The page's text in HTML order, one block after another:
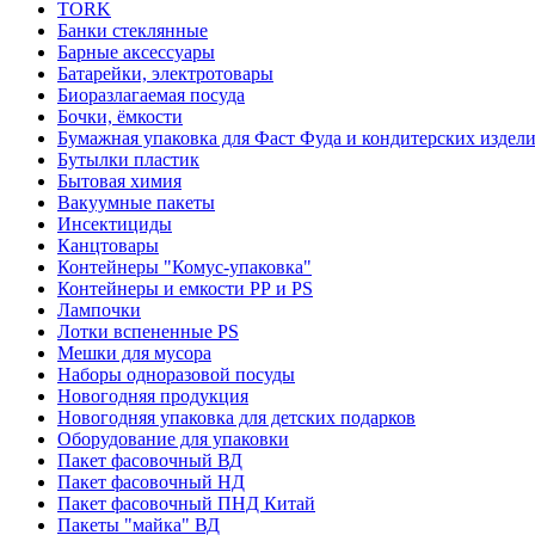
TORK
Банки стеклянные
Барные аксессуары
Батарейки, электротовары
Биоразлагаемая посуда
Бочки, ёмкости
Бумажная упаковка для Фаст Фуда и кондитерских
Бутылки пластик
Бытовая химия
Вакуумные пакеты
Инсектициды
Канцтовары
Контейнеры "Комус-упаковка"
Контейнеры и емкости РР и PS
Лампочки
Лотки вспененные PS
Мешки для мусора
Наборы одноразовой посуды
Новогодняя продукция
Новогодняя упаковка для детских подарков
Оборудование для упаковки
Пакет фасовочный ВД
Пакет фасовочный НД
Пакет фасовочный ПНД Китай
Пакеты "майка" ВД